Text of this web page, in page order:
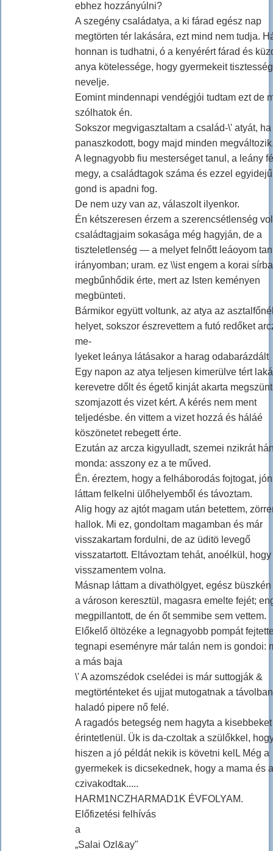
ebhez hozzányúlni?
A szegény családatya, a ki fárad egész nap
megtörten tér lakására, ezt mind nem tudja.
honnan is tudhatni, ó a kenyérért fárad és
anya kötelessége, hogy gyermekeit
nevelje.
Eomint mindennapi vendégjói tudtam ezt de
szólhatok én.
Sokszor megvigasztaltam a család-\' atyát, ha
panaszkodott, bogy majd minden
A legnagyobb fiu mesterséget tanul, a leány
megy, a családtagok száma és ezzel
gond is apadni fog.
De nem uzy van az, válaszolt ilyenkor.
Én kétszeresen érzem a szerencsétlenség
családtagjaim sokasága még hagyján, de a
tiszteletlenség — a melyet felnőtt leáoyom
irányomban; uram. ez \\ist engem a korai
megbűnhődik érte, mert az Isten keményen
megbünteti.
Bármikor együtt voltunk, az atya az
helyet, sokszor észrevettem a futó redőket
me-
lyeket leánya látásakor a harag odabarázdált
Egy napon az atya teljesen kimerülve tért
kerevetre dőlt és égető kinját akarta
szomjazott és vizet kért. A kérés nem ment
teljedésbe. én vittem a vizet hozzá és háláé
köszönetet rebegett érte.
Ezután az arcza kigyulladt, szemei nzikrát
monda: asszony ez a te műved.
Én. éreztem, hogy a felháborodás fojtogat,
láttam felkelni ülőhelyemből és távoztam.
Alig hogy az ajtót magam után betettem,
hallok. Mi ez, gondoltam magamban és már
visszakartam fordulni, de az üditö levegő
visszatartott. Eltávoztam tehát, anoélkül, hogy
visszamentem volna.
Másnap láttam a divathölgyet, egész
a városon keresztül, magasra emelte fejét;
megpillantott, de én őt semmibe sem vettem.
Előkelő öltözéke a legnagyobb pompát
tegnapi eseményre már talán nem is gondoi:
a más baja
\' A azomszédok cselédei is már suttogják &
megtörténteket és ujjat mutogatnak a távolban
haladó pipere nő felé.
A ragadós betegség nem hagyta a
érintetlenül. Ük is da-czoltak a szülőkkel,
hiszen a jó példát nekik is követni kelL Még a
gyermekek is dicsekednek, hogy a mama és
czivakodtak.....
HARM1NCZHARMAD1K ÉVFOLYAM.
Előfizetési felhívás
a
„Salai Ozl&ay"